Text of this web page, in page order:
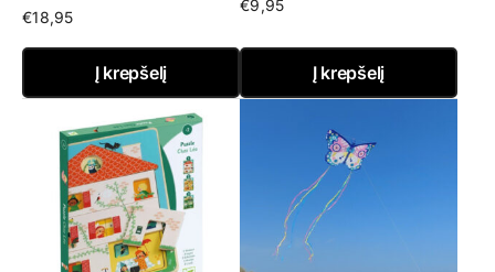
€18,95
Į krepšelį
€9,95
Į krepšelį